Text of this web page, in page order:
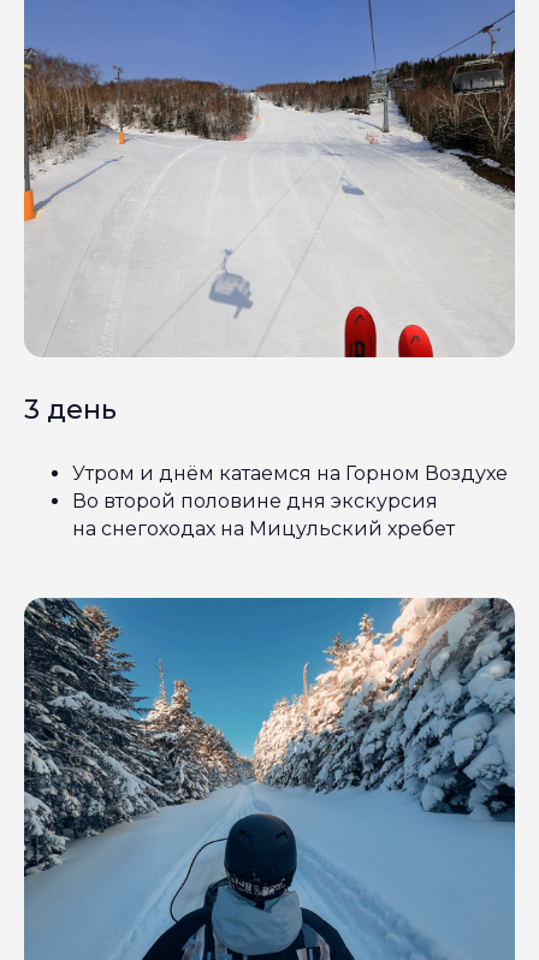
3 день
Утром и днём катаемся на Горном Воздухе
Во второй половине дня экскурсия
на снегоходах на Мицульский хребет